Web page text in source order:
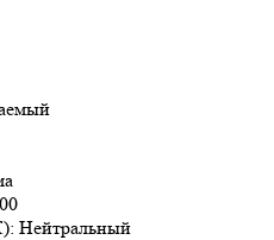
Нейтральный